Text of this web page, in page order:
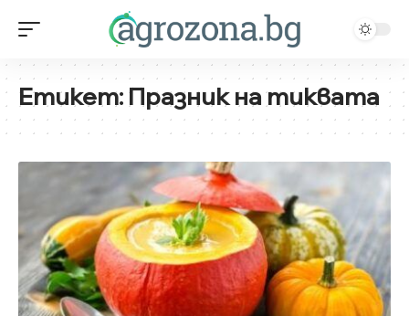
Етикет:Празник на тиквата